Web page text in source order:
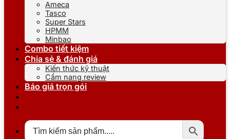
Ameca
Tasco
Super Stars
HPMM
Minbao
Combo tiết kiệm
Chia sẻ & đánh giá
Kiến thức kỹ thuật
Cẩm nang review
Báo giá trọn gói